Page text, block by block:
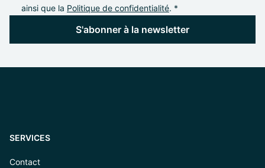
ainsi que la Politique de confidentialité. *
S'abonner à la newsletter
SERVICES
Contact